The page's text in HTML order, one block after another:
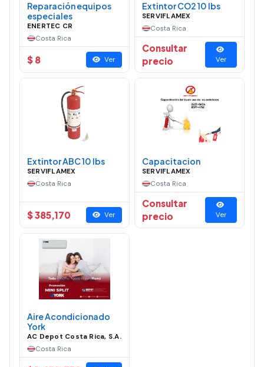
Reparación equipos
especiales
ENERTEC CR
Costa Rica
$ 8 Ver
Extintor CO2 10 lbs
SERVIFLAMEX
Costa Rica
Consultar
precio
Ver
Extintor ABC 10 lbs
SERVIFLAMEX
Costa Rica
$ 385,170 Ver
Capacitacion
SERVIFLAMEX
Costa Rica
Consultar
precio
Ver
Aire Acondicionado
York
AC Depot Costa Rica, S.A.
Costa Rica